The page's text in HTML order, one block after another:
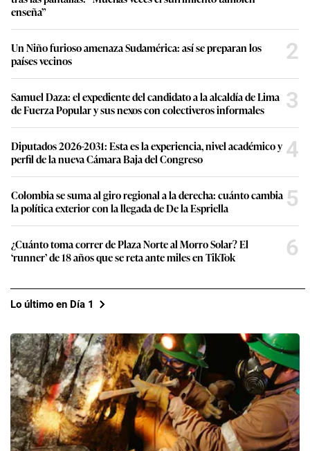
enseña”
Un Niño furioso amenaza Sudamérica: así se preparan los
países vecinos
2
Samuel Daza: el expediente del candidato a la alcaldía de Lima
de Fuerza Popular y sus nexos con colectiveros informales
3
Diputados 2026-2031: Esta es la experiencia, nivel académico y
perfil de la nueva Cámara Baja del Congreso
4
Colombia se suma al giro regional a la derecha: cuánto cambia
la política exterior con la llegada de De la Espriella
5
¿Cuánto toma correr de Plaza Norte al Morro Solar? El
‘runner’ de 18 años que se reta ante miles en TikTok
6
Lo último en Día 1